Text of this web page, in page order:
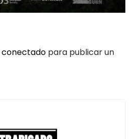
conectado para publicar un